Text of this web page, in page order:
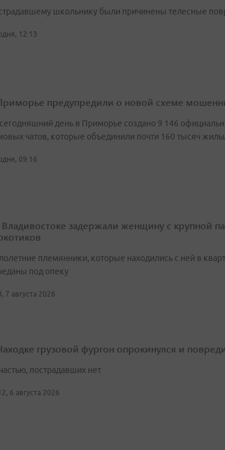
школьнику были причинены телесные
12:13
предупредили о новой схеме
день в Приморье создано 9 146
чатов, которые объединили почти 160 тысяч
09:16
задержали женщину с крупной
племянники, которые находились с ней в
под опеку
7 августа 2026
грузовой фургон опрокинулся и
пострадавших нет
6 августа 2026